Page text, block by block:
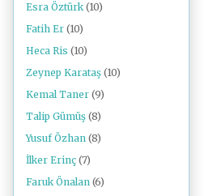
Esra Öztürk (10)
Fatih Er (10)
Heca Ris (10)
Zeynep Karataş (10)
Kemal Taner (9)
Talip Gümüş (8)
Yusuf Özhan (8)
İlker Erinç (7)
Faruk Önalan (6)